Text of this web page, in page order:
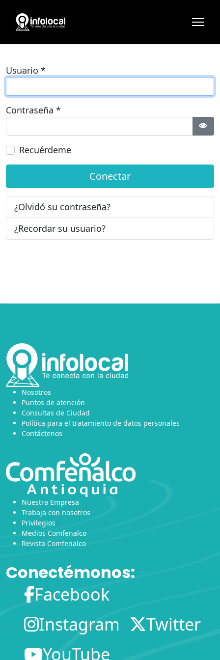
Usuario *
Contraseña *
Recuérdeme
Conectar
¿Olvidó su contraseña?
¿Recordar su usuario?
Nosotros
Puntos de atención
Consultas de Ciudad
Política para el tratamiento de datos personales
Contáctenos
Nuestra Empresa
Trabaja con nosotros
Privilegios
Medios Comfenalco
Revista Comfenalco
Conectémonos:
Facebook
Instagram
Twitter
YouTube